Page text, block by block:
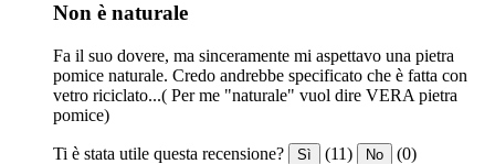
Non è naturale
Fa il suo dovere, ma sinceramente mi aspettavo una pietra
pomice naturale. Credo andrebbe specificato che è fatta con
vetro riciclato...( Per me "naturale" vuol dire VERA pietra
pomice)
Ti è stata utile questa recensione? Sì (11) No (0)